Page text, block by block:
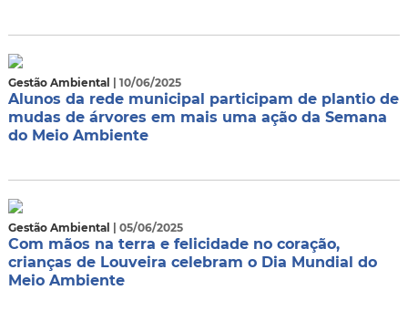
Gestão Ambiental | 10/06/2025
Alunos da rede municipal participam de plantio de
mudas de árvores em mais uma ação da Semana
do Meio Ambiente
Gestão Ambiental | 05/06/2025
Com mãos na terra e felicidade no coração,
crianças de Louveira celebram o Dia Mundial do
Meio Ambiente